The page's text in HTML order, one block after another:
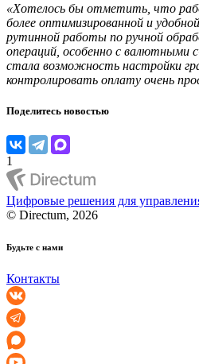
«Хотелось бы отметить, что
более оптимизированной и
рутинной работы по ручной
операций, особенно с
стала возможность настройки
контролировать оплату очень
Поделитесь новостью
1
Цифровые решения для
© Directum, 2026
Будьте с нами
Контакты